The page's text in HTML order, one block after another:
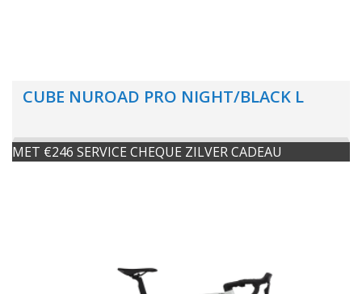
CUBE NUROAD PRO NIGHT/BLACK L
MET €246 SERVICE CHEQUE ZILVER CADEAU